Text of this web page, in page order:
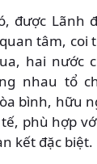
được Lãnh
tâm, coi
hai nước
nhau tổ
bình, hữu
phù hợp
kết đặc biệt.